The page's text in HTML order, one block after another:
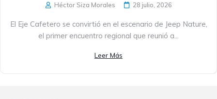
Héctor Siza Morales 28 julio, 2026
El Eje Cafetero se convirtió en el escenario de Jeep Nature,
el primer encuentro regional que reunió a...
Leer Más